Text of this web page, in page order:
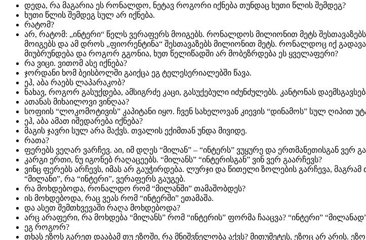
დედა, რა მაგარია ეს რონალდო, ნეტავ როგორი იქნება თუნდაც ხუთი წლის შემდეგ?
ხუთი წლის შემდეგ სულ არ იქნება.
რატომ?
არ, რატომ: „ინტერი“ წელს ვერაფერს მოიგებს. რონალდოს მილიონით მეტს
მოიგებს და ამ დროს „ფიორენტინა“ შესთავაზებს მილიონით მეტს. რონალდოც იქ
მიუბრუნდება და როგორ გგონია, ხუთ წელიწადში არ მობეზრდება ეს ყველაფერი?
რა ვიცი. ვითომ ასე იქნება?
ჯორდანი ხომ ბეისბოლში გაიქცა ეგ ტელესერიალებში წავა.
ეჰ, აბა რაებს ლაპარაკობ?
ნახავ, როგორ გასუქდება, ამსიგრძე კაცი, გასუქებული იძუნძულებს. კანტონას
ათანას მიხაილოვი ვინღაა?
სოფიის “ლოკომოტივის” კაპიტანი იყო. ჩვენ სახელოვან კიევის “დინამოს” სულ ღიპით
ეჰ, აბა ამათ იშედარება იქნება?
მაგის ჯავრი სულ არა მაქვს. თვალის ექიმთან უნდა მივიდე.
რათა?
ფერებს ვეღარ ვარჩევ. აი, იმ დღეს “მილან” – “ინტერს” ვუყურე და ერთმანეთისგან ვერ
კარგი ერთი, ნუ იგონებ რაღაცეებს. “მილანს” “ინტერისგან” ვინ ვერ გაარჩევს?
ვინც ფერებს არჩევს, იმას არ გაუჭირდება. ლურჯი და წითელი ზოლების გარჩევა,
“მილანი”, რა “ინტერი”, ვერაფერს გაუგებ.
რა მოხდებოდა, რონალდო რომ “მილანში” თამაშობდეს?
ის მოხდებოდა, რაც ვეას რომ “ინტერში” ეთამაშა.
და ასეთ შემთხვევაში რაღა მოხდებოდა?
არც არაფერი, რა მოხდება “მილანს” რომ “ინტერის” ფორმა ჩააცვა? “ინტერი”
ეგ როგორ?
თხას ეზოს გარეთ დააბამ თუ ეზოში, რა მნიშვნელობა აქვს? მითუმეტეს, ეზოც არ არის.